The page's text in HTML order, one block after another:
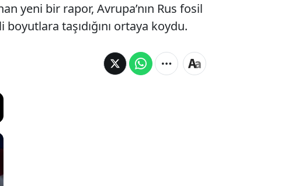
yeni bir rapor, Avrupa’nın Rus fosil
taşıdığını ortaya koydu.